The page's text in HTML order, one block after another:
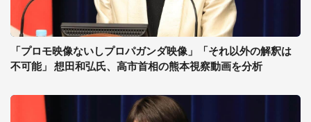
「プロモ映像ないしプロパガンダ映像」「それ以外の解釈は
不可能」 想田和弘氏、高市首相の熊本視察動画を分析